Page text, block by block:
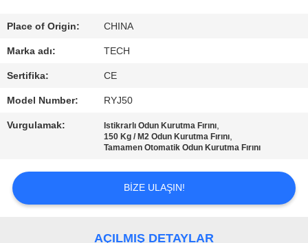
BIZE
ULAŞIN
SERVIS
TALEPLERI
Place of Origin: CHINA
Marka adı: TECH
Sertifika: CE
Model Number: RYJ50
Vurgulamak: Istikrarlı Odun Kurutma Fırını,
150 Kg / M2 Odun Kurutma Fırını,
Tamamen Otomatik Odun Kurutma Fırını
BIZE ULAŞIN!
AÇILMIŞ DETAYLAR